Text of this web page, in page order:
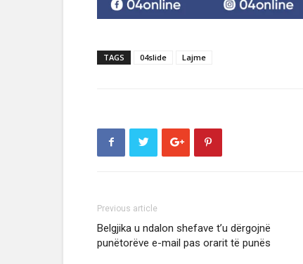
TAGS 04slide Lajme
Previous article
Belgjika u ndalon shefave t’u dërgojnë
punëtorëve e-mail pas orarit të punës